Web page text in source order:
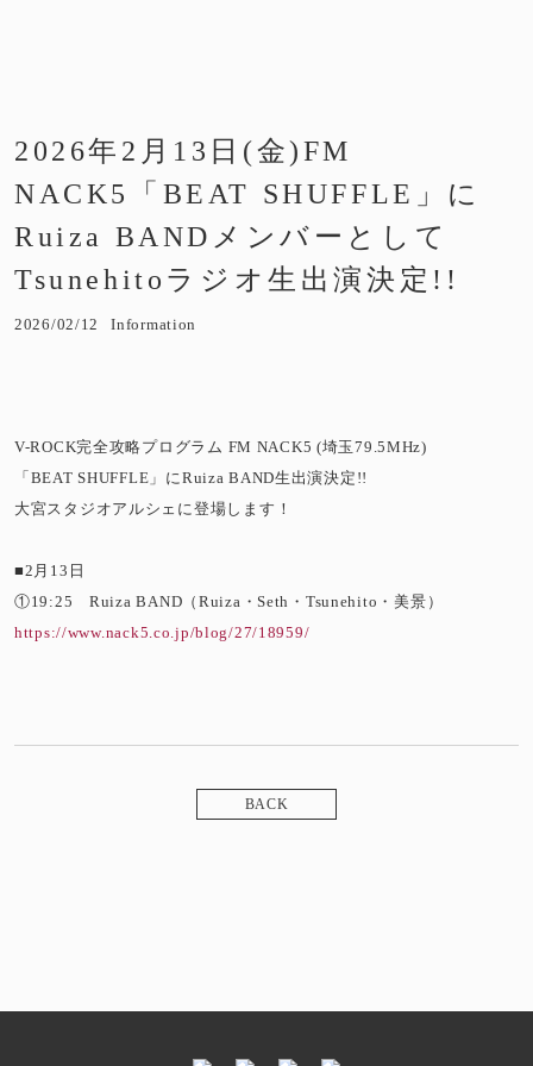
2026年2月13日(金)FM
NACK5「BEAT SHUFFLE」に
Ruiza BANDメンバーとして
Tsunehitoラジオ生出演決定!!
2026/02/12 Information
V-ROCK完全攻略プログラム FM NACK5 (埼玉79.5MHz)
「BEAT SHUFFLE」にRuiza BAND生出演決定!!
大宮スタジオアルシェに登場します！
■2月13日
①19:25 Ruiza BAND（Ruiza・Seth・Tsunehito・美景）
https://www.nack5.co.jp/blog/27/18959/
BACK